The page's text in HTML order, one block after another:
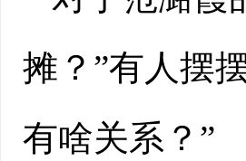
摊？”有人摆
有啥关系？”